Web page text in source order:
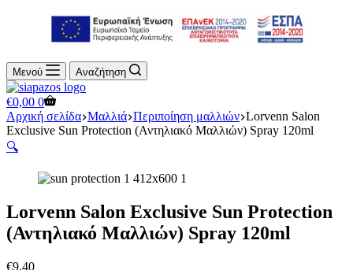
Μενού Αναζήτηση
Shopping
cart
€0,00 0
Αρχική σελίδα Μαλλιά Περιποίηση μαλλιών Lorvenn Salon
Exclusive Sun Protection (Αντηλιακό Μαλλιών) Spray 120ml
🔍
Lorvenn Salon Exclusive Sun Protection
(Αντηλιακό Μαλλιών) Spray 120ml
€9,40